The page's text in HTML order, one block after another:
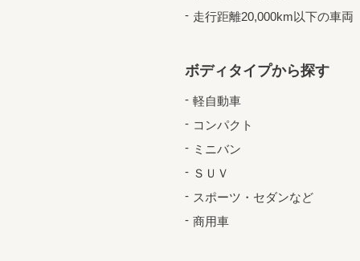
走行距離20,000km以下の車両
ボディタイプから探す
軽自動車
コンパクト
ミニバン
ＳＵＶ
スポーツ・セダンなど
商用車